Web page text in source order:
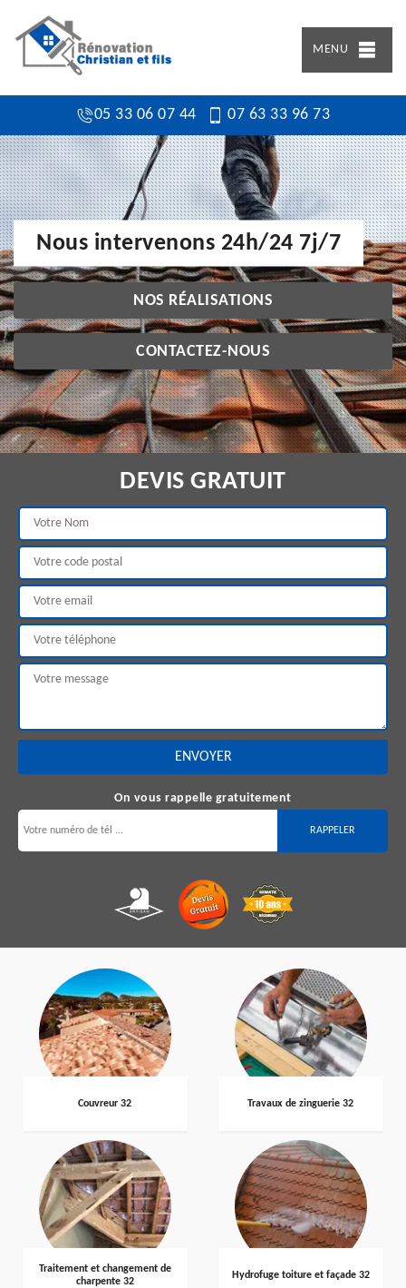
MENU
05 33 06 07 44 07 63 33 96 73
Nous intervenons 24h/24 7j/7
NOS RÉALISATIONS
CONTACTEZ-NOUS
DEVIS GRATUIT
On vous rappelle gratuitement
Couvreur 32 Travaux de zinguerie 32
Traitement et changement de
charpente 32
Hydrofuge toiture et façade 32